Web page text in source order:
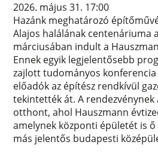
2026. május 31. 17:00
Hazánk meghatározó
Alajos halálának centenáriuma
márciusában indult a
Ennek egyik legjelentősebb
zajlott tudományos konferencia
előadók az építész rendkívül
tekintették át. A
otthont, ahol Hauszmann
amelynek központi épületét is ő
más jelentős budapesti